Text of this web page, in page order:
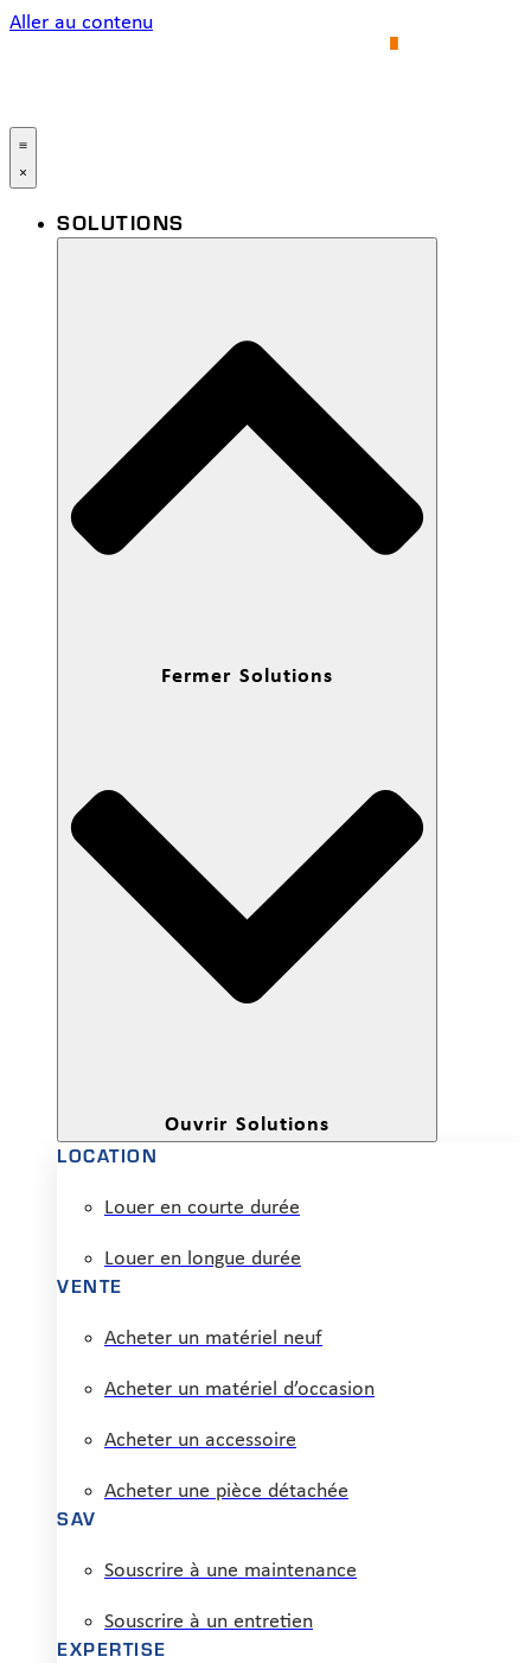
Aller au contenu
SOLUTIONS
Fermer Solutions
Ouvrir Solutions
LOCATION
Louer en courte durée
Louer en longue durée
VENTE
Acheter un matériel neuf
Acheter un matériel d’occasion
Acheter un accessoire
Acheter une pièce détachée
SAV
Souscrire à une maintenance
Souscrire à un entretien
EXPERTISE